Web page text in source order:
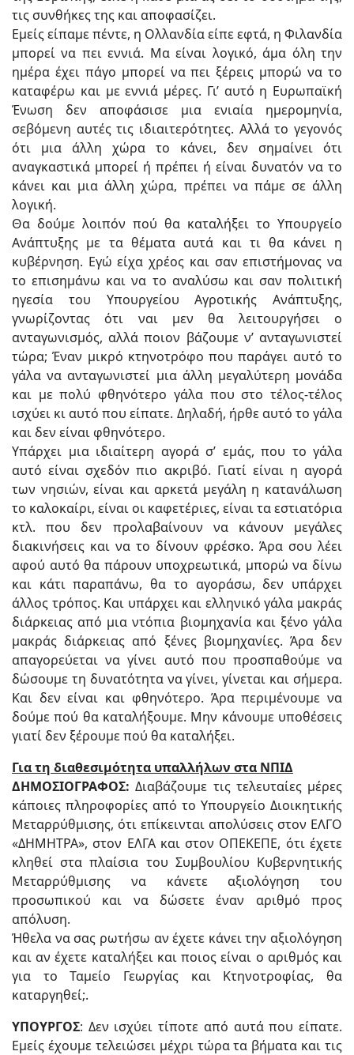
τις συνθήκες της και αποφασίζει.
Εμείς είπαμε πέντε, η Ολλανδία είπε εφτά, η Φιλανδία
μπορεί να πει εννιά. Μα είναι λογικό, άμα όλη την
ημέρα έχει πάγο μπορεί να πει ξέρεις μπορώ να το
καταφέρω και με εννιά μέρες. Γι’ αυτό η Ευρωπαϊκή
Ένωση δεν αποφάσισε μια ενιαία ημερομηνία,
σεβόμενη αυτές τις ιδιαιτερότητες. Αλλά το γεγονός
ότι μια άλλη χώρα το κάνει, δεν σημαίνει ότι
αναγκαστικά μπορεί ή πρέπει ή είναι δυνατόν να το
κάνει και μια άλλη χώρα, πρέπει να πάμε σε άλλη
λογική.
Θα δούμε λοιπόν πού θα καταλήξει το Υπουργείο
Ανάπτυξης με τα θέματα αυτά και τι θα κάνει η
κυβέρνηση. Εγώ είχα χρέος και σαν επιστήμονας να
το επισημάνω και να το αναλύσω και σαν πολιτική
ηγεσία του Υπουργείου Αγροτικής Ανάπτυξης,
γνωρίζοντας ότι ναι μεν θα λειτουργήσει ο
ανταγωνισμός, αλλά ποιον βάζουμε ν’ ανταγωνιστεί
τώρα; Έναν μικρό κτηνοτρόφο που παράγει αυτό το
γάλα να ανταγωνιστεί μια άλλη μεγαλύτερη μονάδα
και με πολύ φθηνότερο γάλα που στο τέλος-τέλος
ισχύει κι αυτό που είπατε. Δηλαδή, ήρθε αυτό το γάλα
και δεν είναι φθηνότερο.
Υπάρχει μια ιδιαίτερη αγορά σ’ εμάς, που το γάλα
αυτό είναι σχεδόν πιο ακριβό. Γιατί είναι η αγορά
των νησιών, είναι και αρκετά μεγάλη η κατανάλωση
το καλοκαίρι, είναι οι καφετέριες, είναι τα εστιατόρια
κτλ. που δεν προλαβαίνουν να κάνουν μεγάλες
διακινήσεις και να το δίνουν φρέσκο. Άρα σου λέει
αφού αυτό θα πάρουν υποχρεωτικά, μπορώ να δίνω
και κάτι παραπάνω, θα το αγοράσω, δεν υπάρχει
άλλος τρόπος. Και υπάρχει και ελληνικό γάλα μακράς
διάρκειας από μια ντόπια βιομηχανία και ξένο γάλα
μακράς διάρκειας από ξένες βιομηχανίες. Άρα δεν
απαγορεύεται να γίνει αυτό που προσπαθούμε να
δώσουμε τη δυνατότητα να γίνει, γίνεται και σήμερα.
Και δεν είναι και φθηνότερο. Άρα περιμένουμε να
δούμε πού θα καταλήξουμε. Μην κάνουμε υποθέσεις
γιατί δεν ξέρουμε πού θα καταλήξει.
Για τη διαθεσιμότητα υπαλλήλων στα ΝΠΙΔ
ΔΗΜΟΣΙΟΓΡΑΦΟΣ: Διαβάζουμε τις τελευταίες μέρες
κάποιες πληροφορίες από το Υπουργείο Διοικητικής
Μεταρρύθμισης, ότι επίκεινται απολύσεις στον ΕΛΓΟ
«ΔΗΜΗΤΡΑ», στον ΕΛΓΑ και στον ΟΠΕΚΕΠΕ, ότι έχετε
κληθεί στα πλαίσια του Συμβουλίου Κυβερνητικής
Μεταρρύθμισης να κάνετε αξιολόγηση του
προσωπικού και να δώσετε έναν αριθμό προς
απόλυση.
Ήθελα να σας ρωτήσω αν έχετε κάνει την αξιολόγηση
και αν έχετε καταλήξει και ποιος είναι ο αριθμός και
για το Ταμείο Γεωργίας και Κτηνοτροφίας, θα
καταργηθεί;.
ΥΠΟΥΡΓΟΣ: Δεν ισχύει τίποτε από αυτά που είπατε.
Εμείς έχουμε τελειώσει μέχρι τώρα τα βήματα και τις